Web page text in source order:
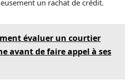
un rachat de crédit.
évaluer un courtier
avant de faire appel à ses